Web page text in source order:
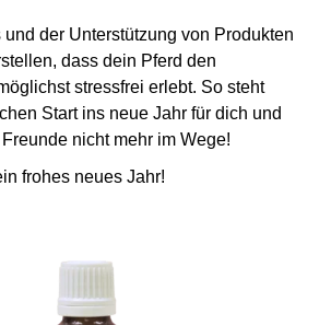
und der Unterstützung von Produkten
dass dein Pferd den
stressfrei erlebt. So steht
Start ins neue Jahr für dich und
nicht mehr im Wege!
frohes neues Jahr!
überspringen